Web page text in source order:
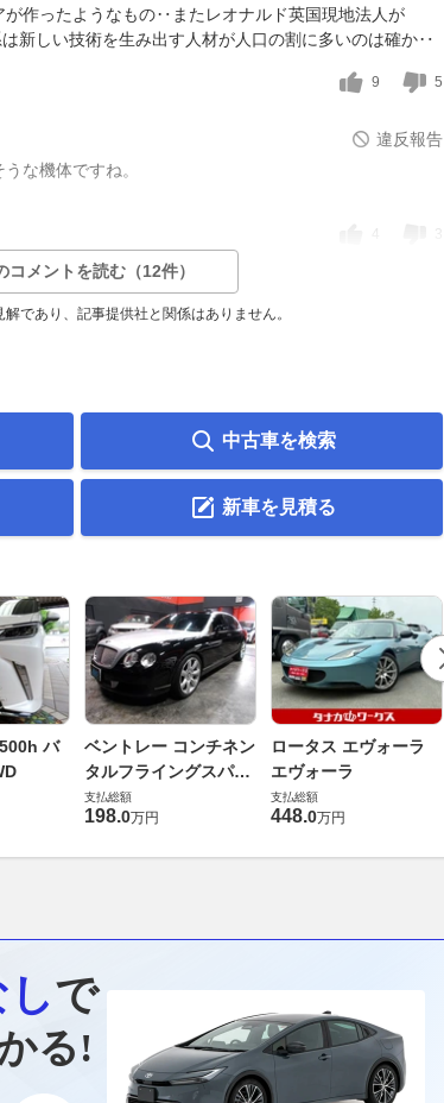
作ったようなもの‥またレオナルド英国現地法人が
新しい技術を生み出す人材が人口の割に多いのは確か‥
9 5
違反報告
な機体ですね。
4
コメントを読む（12件）
であり、記事提供社と関係はありません。
中古車を検索
新車を見積る
バ
ベントレー コンチネン
タルフライングスパー
6.0 4WD
支払総額
198.0万円
ロータス エヴォーラ
エヴォーラ
支払総額
448.0万円
で
る!